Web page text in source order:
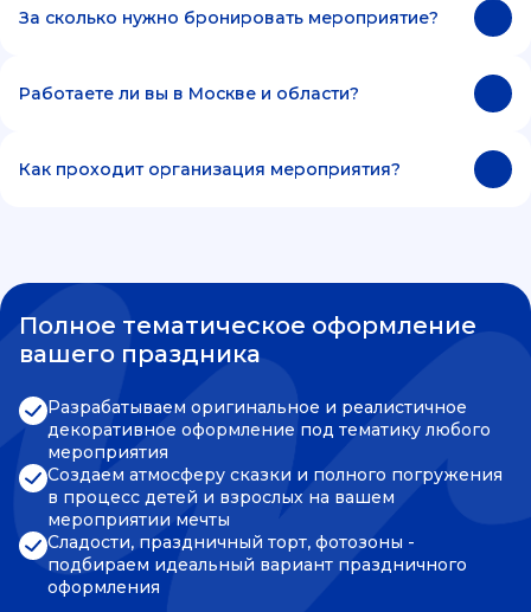
За сколько нужно бронировать мероприятие?
Работаете ли вы в Москве и области?
Как проходит организация мероприятия?
Полное тематическое оформление
вашего праздника
Разрабатываем оригинальное и реалистичное
декоративное оформление под тематику любого
мероприятия
Создаем атмосферу сказки и полного погружения
в процесс детей и взрослых на вашем
мероприятии мечты
Сладости, праздничный торт, фотозоны -
подбираем идеальный вариант праздничного
оформления